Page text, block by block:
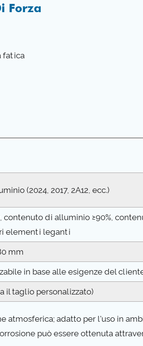
Forza
fatica
(2024, 2017, 2A12, ecc.)
di alluminio ≥90%,
elementi leganti
mm
in base alle esigenze del
il taglio personalizzato)
atmosferica; adatto per l'uso in
può essere ottenuta